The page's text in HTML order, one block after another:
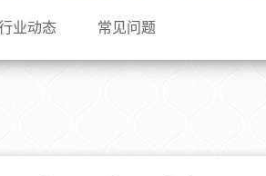
业动态 常见问题